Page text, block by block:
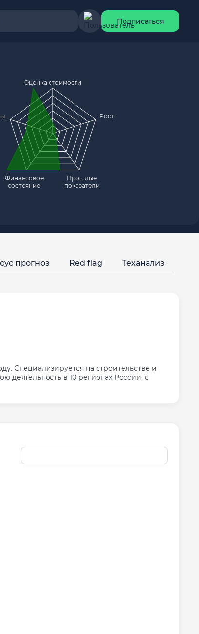
Подписаться
Оценка стоимости
Рост
Прошлые
показатели
Финансовое
состояние
прогноз Red flag Теханализ
Специализируется на строительстве и
деятельность в 10 регионах России, с